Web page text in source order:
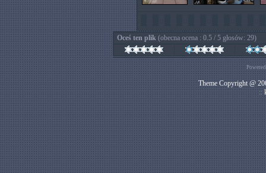
Oceś ten plik (obecna ocena : 0.5 / 5 głosów: 29)
Theme Copyright @
::